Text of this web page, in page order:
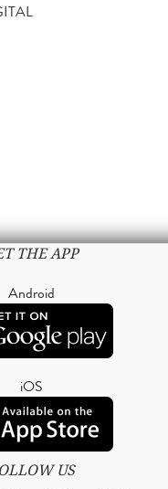
THE APP
Android
iOS
US